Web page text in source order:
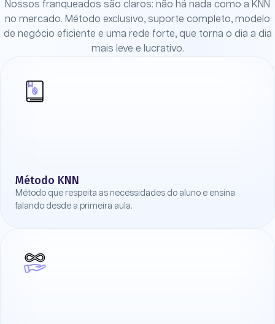
Nossos franqueados são claros: não há nada como a KNN
no mercado. Método exclusivo, suporte completo, modelo
de negócio eficiente e uma rede forte, que torna o dia a dia
mais leve e lucrativo.
Método KNN
Método que respeita as necessidades do aluno e ensina
falando desde a primeira aula.